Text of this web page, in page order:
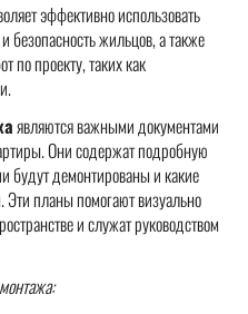
эффективно использовать
безопасность жильцов, а также
по проекту, таких как
являются важными документами
Они содержат подробную
будут демонтированы и какие
планы помогают визуально
и служат руководством